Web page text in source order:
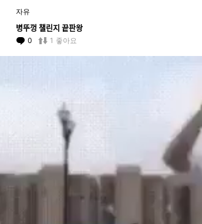
자유
병뚜껑 챌린지 끝판왕
0 Comments
1 좋아요